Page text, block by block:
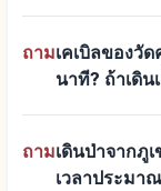
ถามเคเบิลของวั
นาที? ถ้าเดิน
ถามเดินป่าจากภู
เวลาประมา